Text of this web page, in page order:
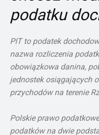
podatku
PIT to podatek
nazwa rozliczenia
obowiązkowa danina,
jednostek osiągających
przychodów na terenie
Polskie prawo
podatków na dwie